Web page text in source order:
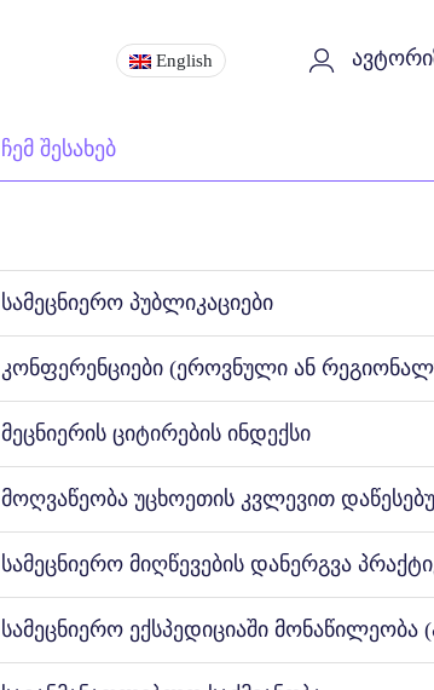
English
ჩემ შესახებ
სამეცნიერო პუბლიკაციები
კონფერენციები (ეროვნული ან
მეცნიერის ციტირების ინდექსი
მოღვაწეობა უცხოეთის კვლევით
სამეცნიერო მიღწევების დანერგვა
სამეცნიერო ექსპედიციაში